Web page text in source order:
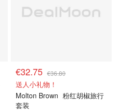
€32.75 €36.80
送人小礼物！
Molton Brown 粉红胡椒旅行
套装